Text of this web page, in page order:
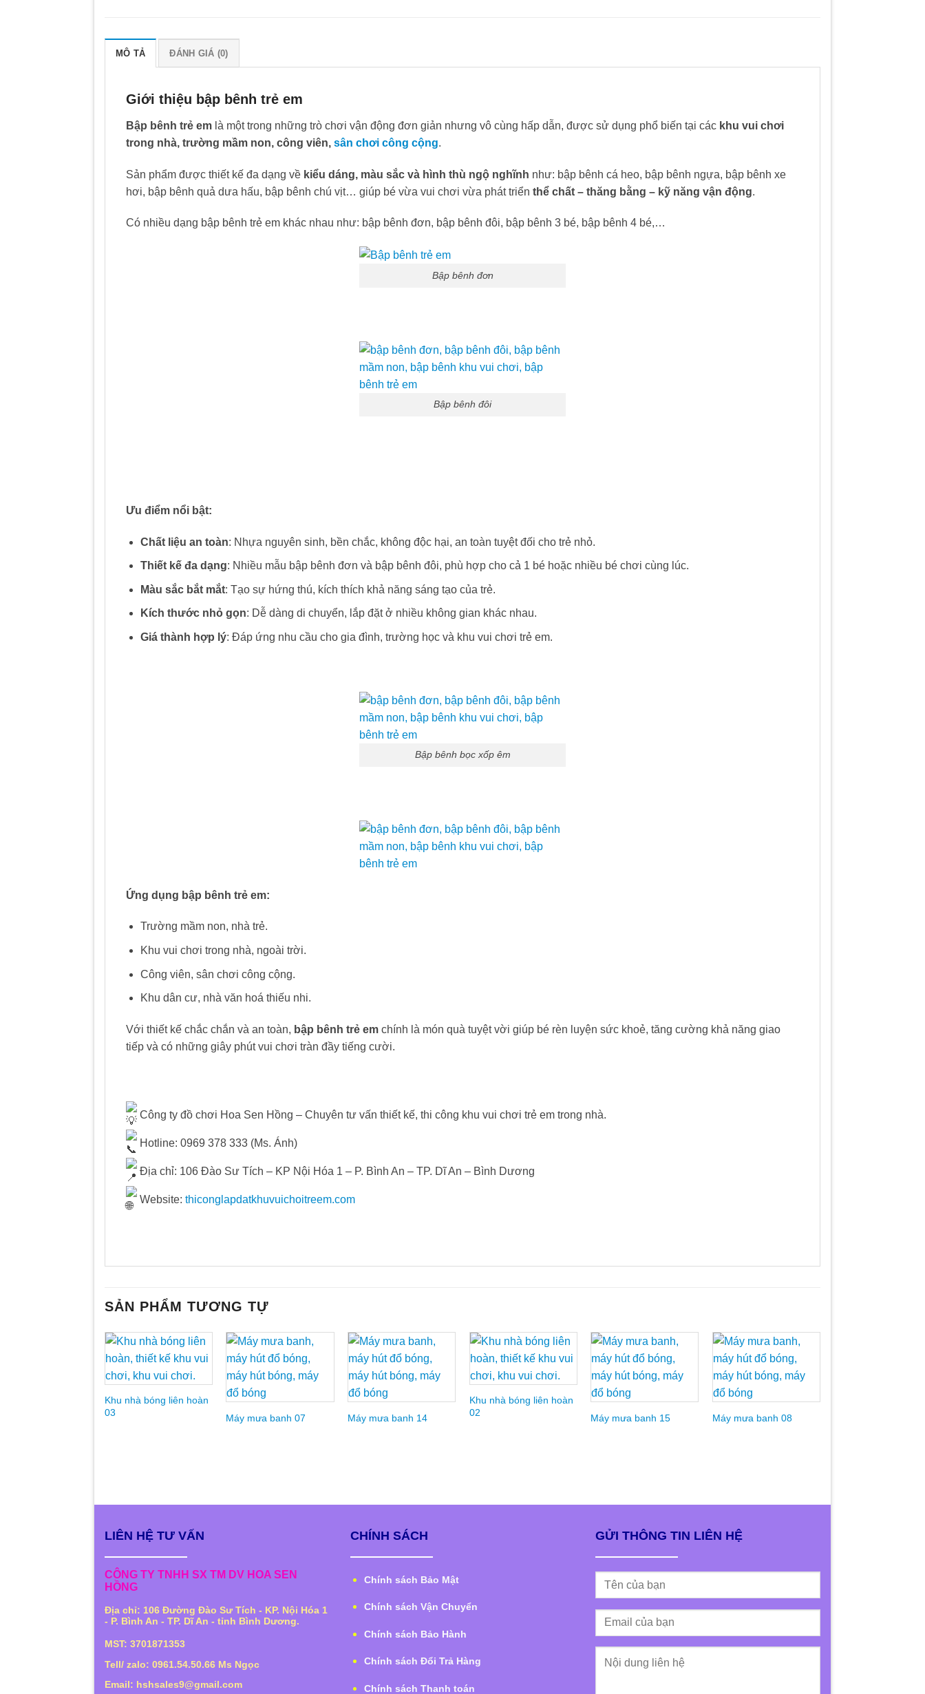
MÔ TẢ ĐÁNH GIÁ (0)
Giới thiệu bập bênh trẻ em
Bập bênh trẻ em là một trong những trò chơi vận động đơn giản nhưng vô cùng hấp dẫn, được sử dụng phổ biến tại các khu vui chơi
trong nhà, trường mầm non, công viên, sân chơi công cộng.
Sản phẩm được thiết kế đa dạng về kiểu dáng, màu sắc và hình thù ngộ nghĩnh như: bập bênh cá heo, bập bênh ngựa, bập bênh xe
hơi, bập bênh quả dưa hấu, bập bênh chú vịt… giúp bé vừa vui chơi vừa phát triển thể chất – thăng bằng – kỹ năng vận động.
Có nhiều dạng bập bênh trẻ em khác nhau như: bập bênh đơn, bập bênh đôi, bập bênh 3 bé, bập bênh 4 bé,…
Bập bênh đơn
Bập bênh đôi
Ưu điểm nổi bật:
Chất liệu an toàn: Nhựa nguyên sinh, bền chắc, không độc hại, an toàn tuyệt đối cho trẻ nhỏ.
Thiết kế đa dạng: Nhiều mẫu bập bênh đơn và bập bênh đôi, phù hợp cho cả 1 bé hoặc nhiều bé chơi cùng lúc.
Màu sắc bắt mắt: Tạo sự hứng thú, kích thích khả năng sáng tạo của trẻ.
Kích thước nhỏ gọn: Dễ dàng di chuyển, lắp đặt ở nhiều không gian khác nhau.
Giá thành hợp lý: Đáp ứng nhu cầu cho gia đình, trường học và khu vui chơi trẻ em.
Bập bênh bọc xốp êm
Ứng dụng bập bênh trẻ em:
Trường mầm non, nhà trẻ.
Khu vui chơi trong nhà, ngoài trời.
Công viên, sân chơi công cộng.
Khu dân cư, nhà văn hoá thiếu nhi.
Với thiết kế chắc chắn và an toàn, bập bênh trẻ em chính là món quà tuyệt vời giúp bé rèn luyện sức khoẻ, tăng cường khả năng giao
tiếp và có những giây phút vui chơi tràn đầy tiếng cười.
Công ty đồ chơi Hoa Sen Hồng – Chuyên tư vấn thiết kế, thi công khu vui chơi trẻ em trong nhà.
Hotline: 0969 378 333 (Ms. Ánh)
Địa chỉ: 106 Đào Sư Tích – KP Nội Hóa 1 – P. Bình An – TP. Dĩ An – Bình Dương
Website: thiconglapdatkhuvuichoitreem.com
SẢN PHẨM TƯƠNG TỰ
Add to
Wishlist
Khu nhà bóng liên hoàn
03
Add to
Wishlist
Máy mưa banh 07
Add to
Wishlist
Máy mưa banh 14
Add to
Wishlist
Khu nhà bóng liên hoàn
02
Add to
Wishlist
Máy mưa banh 15
Add to
Wishlist
Máy mưa banh 08
LIÊN HỆ TƯ VẤN
CÔNG TY TNHH SX TM DV HOA SEN
HỒNG
Địa chỉ: 106 Đường Đào Sư Tích - KP. Nội Hóa 1
- P. Bình An - TP. Dĩ An - tỉnh Bình Dương.
MST: 3701871353
Tell/ zalo: 0961.54.50.66 Ms Ngọc
Email: hshsales9@gmail.com
CHÍNH SÁCH
Chính sách Bảo Mật
Chính sách Vận Chuyển
Chính sách Bảo Hành
Chính sách Đổi Trả Hàng
Chính sách Thanh toán
GỬI THÔNG TIN LIÊN HỆ